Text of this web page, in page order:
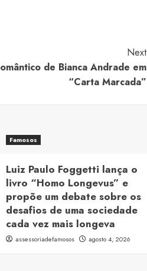
Next
de Bianca Andrade em
“Carta Marcada”
Famosos
Luiz Paulo Foggetti lança o
livro “Homo Longevus” e
propõe um debate sobre os
desafios de uma sociedade
cada vez mais longeva
assessoriadefamosos agosto 4, 2026